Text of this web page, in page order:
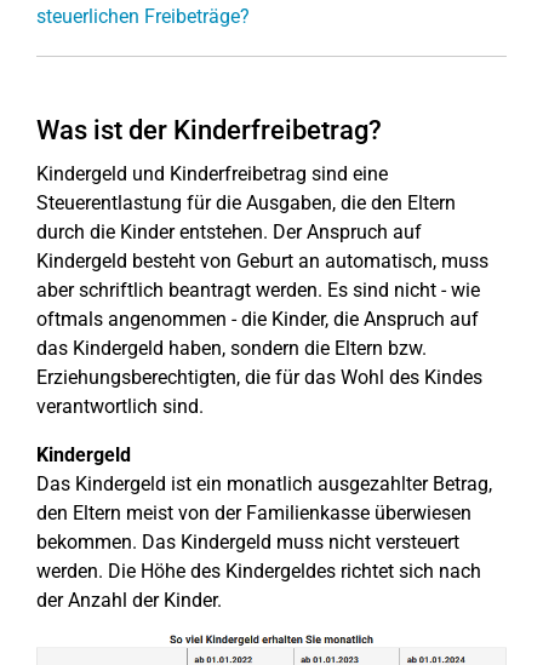
steuerlichen Freibeträge?
Was ist der Kinderfreibetrag?
Kindergeld und Kinderfreibetrag sind eine
Steuerentlastung für die Ausgaben, die den Eltern
durch die Kinder entstehen. Der Anspruch auf
Kindergeld besteht von Geburt an automatisch, muss
aber schriftlich beantragt werden. Es sind nicht - wie
oftmals angenommen - die Kinder, die Anspruch auf
das Kindergeld haben, sondern die Eltern bzw.
Erziehungsberechtigten, die für das Wohl des Kindes
verantwortlich sind.
Kindergeld
Das Kindergeld ist ein monatlich ausgezahlter Betrag,
den Eltern meist von der Familienkasse überwiesen
bekommen. Das Kindergeld muss nicht versteuert
werden. Die Höhe des Kindergeldes richtet sich nach
der Anzahl der Kinder.